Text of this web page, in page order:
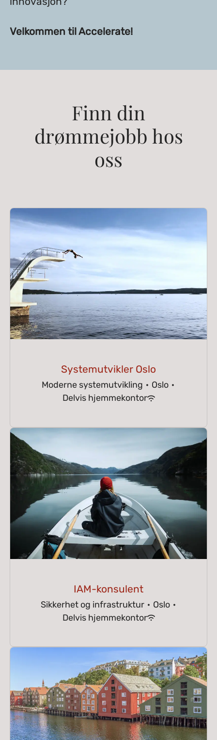
Velkommen til Accelerate!
Finn din
drømmejobb hos
oss
Systemutvikler Oslo
Moderne systemutvikling · Oslo ·
Delvis hjemmekontor
IAM-konsulent
Sikkerhet og infrastruktur · Oslo ·
Delvis hjemmekontor